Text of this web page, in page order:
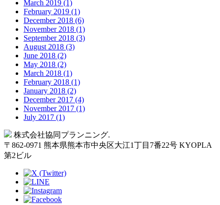
March 2019 (1)
February 2019 (1)
December 2018 (6)
November 2018 (1)
September 2018 (3)
August 2018 (3)
June 2018 (2)
May 2018 (2)
March 2018 (1)
February 2018 (1)
January 2018 (2)
December 2017 (4)
November 2017 (1)
July 2017 (1)
Back
to
Top
株式会社協同プランニング.
〒 862-0971 熊本県熊本市中央区大江1丁目7番22号 KYOPLA
第2ビル